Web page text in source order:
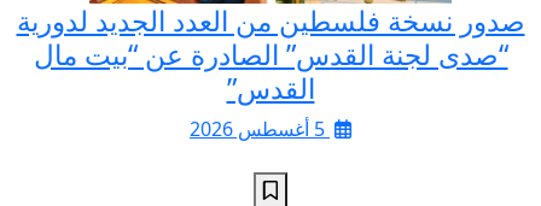
صدور نسخة فلسطين من العدد الجديد لدورية
“صدى لجنة القدس” الصادرة عن “بيت مال
القدس”